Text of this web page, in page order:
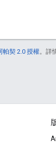
帕契 2.0 授權。詳